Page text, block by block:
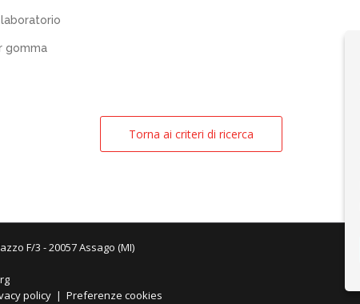
gomma
Torna ai criteri di ricerca
F/3 - 20057 Assago (MI)
policy | Preferenze cookies